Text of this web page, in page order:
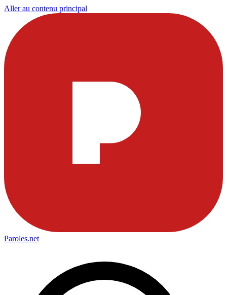
Aller au contenu principal
Paroles.net